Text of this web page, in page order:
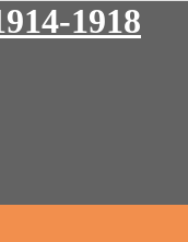
1918